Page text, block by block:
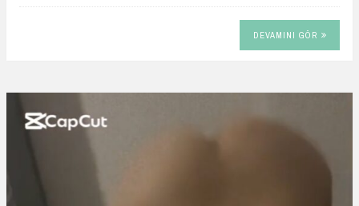
DEVAMINI GÖR